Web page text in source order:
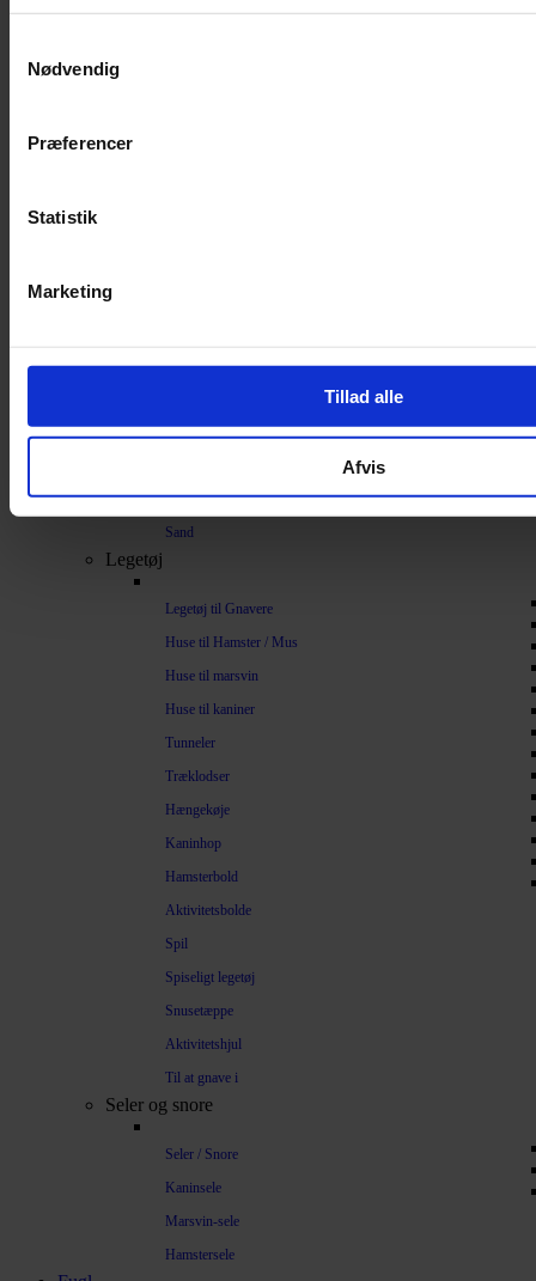
Nødvendig
Præferencer
Statistik
Marketing
Tillad alle
Afvis
Bark
Spelt
Vat
Sand
Legetøj
Legetøj til Gnavere
Huse til Hamster / Mus
Huse til marsvin
Huse til kaniner
Tunneler
Træklodser
Hængekøje
Kaninhop
Hamsterbold
Aktivitetsbolde
Spil
Spiseligt legetøj
Snusetæppe
Aktivitetshjul
Til at gnave i
Seler og snore
Seler / Snore
Kaninsele
Marsvin-sele
Hamstersele